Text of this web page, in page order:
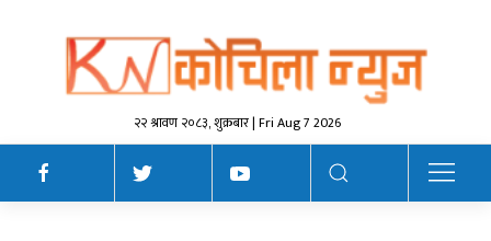
२२ श्रावण २०८३, शुक्रबार | Fri Aug 7 2026